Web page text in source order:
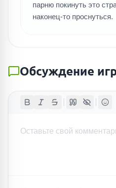
парню покинуть это
наконец-то проснуться.
Обсуждение